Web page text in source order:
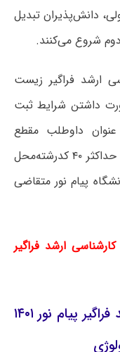
دانش‌پذیران تبدیل
شروع می‌کنند.
ارشد فراگیر زیست
داشتن شرایط ثبت
عنوان داوطلب مقطع
کارشناسی ارشد ناپیوسته در یک رشته و حداکثر ۴۰ کدرشته‌محل
پیام نور متقاضی
کارشناسی ارشد فراگیر
زمان برگزاری آزمون کارشناسی ارشد فراگیر پیام نور ۱۴۰۱